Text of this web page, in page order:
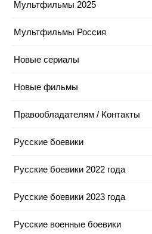
Мультфильмы 2025
Мультфильмы Россия
Новые сериалы
Новые фильмы
Правообладателям / Контакты
Русские боевики
Русские боевики 2022 года
Русские боевики 2023 года
Русские военные боевики